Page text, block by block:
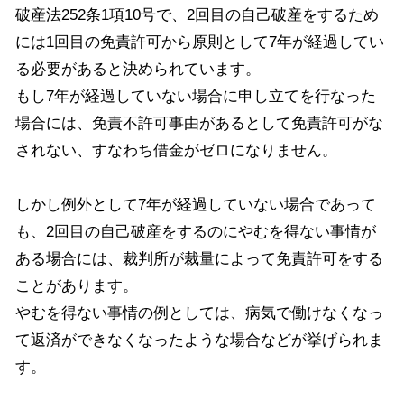
破産法252条1項10号で、 2回目の自己破産をするため
には1回目の免責許可から原則として7年が経過してい
る必要があると決められています。
もし7年が経過していない場合に申し立てを行なった
場合には、免責不許可事由があるとして免責許可がな
されない、すなわち借金がゼロになりません。
しかし例外として7年が経過していない場合であって
も、 2回目の自己破産をするのにやむを得ない事情が
ある場合には、裁判所が裁量によって免責許可をする
ことがあります。
やむを得ない事情の例としては、病気で働けなくなっ
て返済ができなくなったような場合などが挙げられま
す。